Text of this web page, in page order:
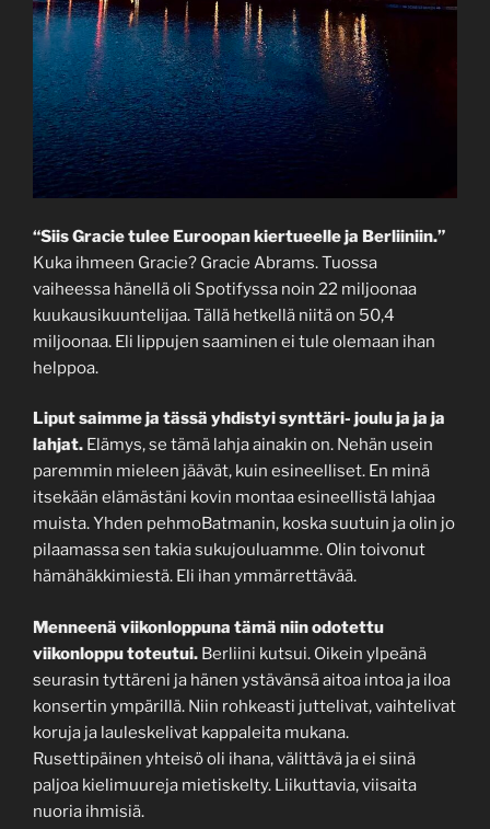
“Siis Gracie tulee Euroopan kiertueelle ja Berliiniin.”
Kuka ihmeen Gracie? Gracie Abrams. Tuossa
vaiheessa hänellä oli Spotifyssa noin 22 miljoonaa
kuukausikuuntelijaa. Tällä hetkellä niitä on 50,4
miljoonaa. Eli lippujen saaminen ei tule olemaan ihan
helppoa.
Liput saimme ja tässä yhdistyi synttäri- joulu ja ja ja
lahjat. Elämys, se tämä lahja ainakin on. Nehän usein
paremmin mieleen jäävät, kuin esineelliset. En minä
itsekään elämästäni kovin montaa esineellistä lahjaa
muista. Yhden pehmoBatmanin, koska suutuin ja olin jo
pilaamassa sen takia sukujouluamme. Olin toivonut
hämähäkkimiestä. Eli ihan ymmärrettävää.
Menneenä viikonloppuna tämä niin odotettu
viikonloppu toteutui. Berliini kutsui. Oikein ylpeänä
seurasin tyttäreni ja hänen ystävänsä aitoa intoa ja iloa
konsertin ympärillä. Niin rohkeasti juttelivat, vaihtelivat
koruja ja lauleskelivat kappaleita mukana.
Rusettipäinen yhteisö oli ihana, välittävä ja ei siinä
paljoa kielimuureja mietiskelty. Liikuttavia, viisaita
nuoria ihmisiä.